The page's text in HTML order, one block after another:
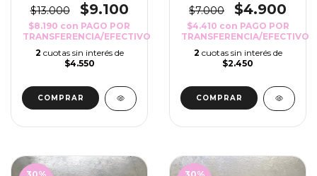
$13.000 $9.100
$8.190 con PAGO POR
TRANSFERENCIA/EFECTIVO
2 cuotas sin interés de
$4.550
COMPRAR
$7.000 $4.900
$4.410 con PAGO POR
TRANSFERENCIA/EFECTIVO
2 cuotas sin interés de
$2.450
COMPRAR